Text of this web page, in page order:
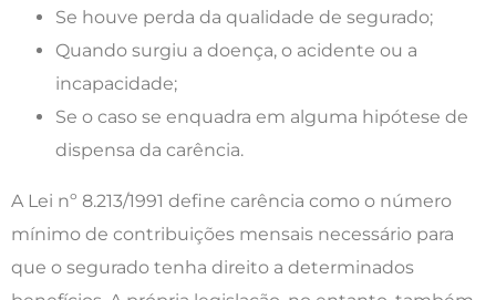
Se houve perda da qualidade de segurado;
Quando surgiu a doença, o acidente ou a
incapacidade;
Se o caso se enquadra em alguma hipótese de
dispensa da carência.
A Lei nº 8.213/1991 define carência como o número
mínimo de contribuições mensais necessário para
que o segurado tenha direito a determinados